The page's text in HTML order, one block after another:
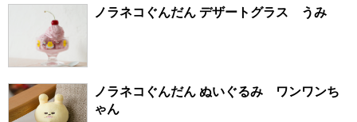
ノラネコぐんだん デザートグラス うみ
ノラネコぐんだん ぬいぐるみ ワンワンち
ゃん